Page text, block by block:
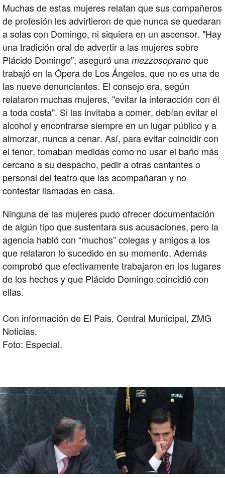
Muchas de estas mujeres relatan que sus compañeros
de profesión les advirtieron de que nunca se quedaran
a solas con Domingo, ni siquiera en un ascensor. "Hay
una tradición oral de advertir a las mujeres sobre
Plácido Domingo", aseguró una mezzosoprano que
trabajó en la Ópera de Los Ángeles, que no es una de
las nueve denunciantes. El consejo era, según
relataron muchas mujeres, "evitar la interacción con él
a toda costa". Si las invitaba a comer, debían evitar el
alcohol y encontrarse siempre en un lugar público y a
almorzar, nunca a cenar. Así, para evitar coincidir con
el tenor, tomaban medidas como no usar el baño más
cercano a su despacho, pedir a otras cantantes o
personal del teatro que las acompañaran y no
contestar llamadas en casa.
Ninguna de las mujeres pudo ofrecer documentación
de algún tipo que sustentara sus acusaciones, pero la
agencia habló con “muchos” colegas y amigos a los
que relataron lo sucedido en su momento. Además
comprobó que efectivamente trabajaron en los lugares
de los hechos y que Plácido Domingo coincidió con
ellas.
Con información de El Pais, Central Municipal, ZMG
Noticias.
Foto: Especial.